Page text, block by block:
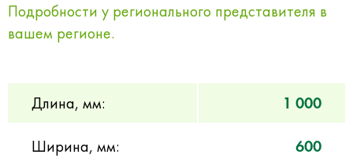
Подробности у регионального представителя в
вашем регионе.
Длина, мм: 1 000
Ширина, мм: 600